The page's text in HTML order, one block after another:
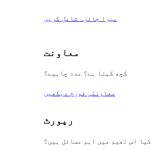
میرا جائزہ شامل کریں
معاونت
کچھ کہنا ہے؟ مدد چاہیے؟
معاونتی فورم دیکھیں
رپورٹ
کیا اس تھیم میں اہم مسائل ہیں؟